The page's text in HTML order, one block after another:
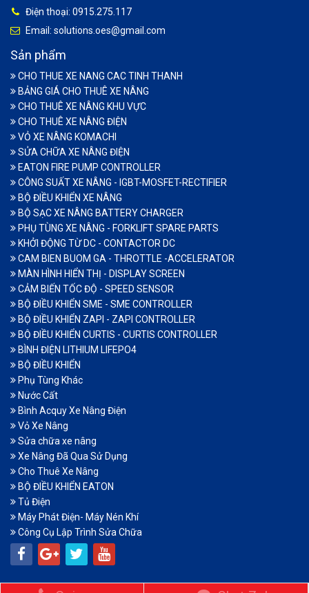
Điện thoại: 0915.275.117
Email: solutions.oes@gmail.com
Sản phẩm
CHO THUE XE NANG CAC TINH THANH
BẢNG GIÁ CHO THUÊ XE NÂNG
CHO THUÊ XE NÂNG KHU VỰC
CHO THUÊ XE NÂNG ĐIỆN
VỎ XE NÂNG KOMACHI
SỬA CHỮA XE NÂNG ĐIỆN
EATON FIRE PUMP CONTROLLER
CÔNG SUẤT XE NÂNG - IGBT-MOSFET-RECTIFIER
BỘ ĐIỀU KHIỂN XE NÂNG
BỘ SẠC XE NÂNG BATTERY CHARGER
PHỤ TÙNG XE NÂNG - FORKLIFT SPARE PARTS
KHỞI ĐỘNG TỪ DC - CONTACTOR DC
CAM BIEN BUOM GA - THROTTLE -ACCELERATOR
MÀN HÌNH HIỂN THỊ - DISPLAY SCREEN
CẢM BIẾN TỐC ĐỘ - SPEED SENSOR
BỘ ĐIỀU KHIỂN SME - SME CONTROLLER
BỘ ĐIỀU KHIỂN ZAPI - ZAPI CONTROLLER
BỘ ĐIỀU KHIỂN CURTIS - CURTIS CONTROLLER
BÌNH ĐIỆN LITHIUM LIFEPO4
BỘ ĐIỀU KHIỂN
Phụ Tùng Khác
Nước Cất
Bình Acquy Xe Nâng Điện
Vỏ Xe Nâng
Sửa chữa xe nâng
Xe Nâng Đã Qua Sử Dụng
Cho Thuê Xe Nâng
BỘ ĐIỀU KHIỂN EATON
Tủ Điện
Máy Phát Điện- Máy Nén Khí
Công Cụ Lập Trình Sửa Chữa